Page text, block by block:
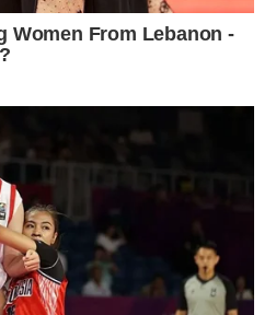
прокидатися кожен день
як у Голді і Курта!